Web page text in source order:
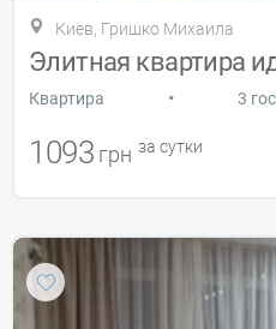
Киев, Гришко Михаила
Элитная квартира
Квартира • 3
1093 грн за сутки